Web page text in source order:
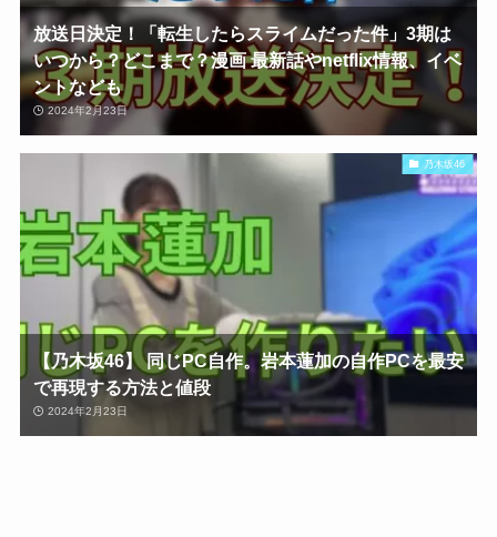
放送日決定！「転生したらスライムだった件」3期は
いつから？どこまで？漫画 最新話やnetflix情報、イベ
ントなども
2024年2月23日
乃木坂46
【乃木坂46】 同じPC自作。岩本蓮加の自作PCを最安
で再現する方法と値段
2024年2月23日